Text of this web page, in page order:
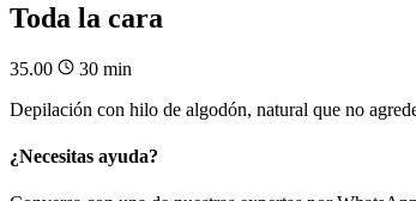
Toda la cara
35.00
30 min
Depilación con hilo de algodón, natural que no
¿Necesitas ayuda?